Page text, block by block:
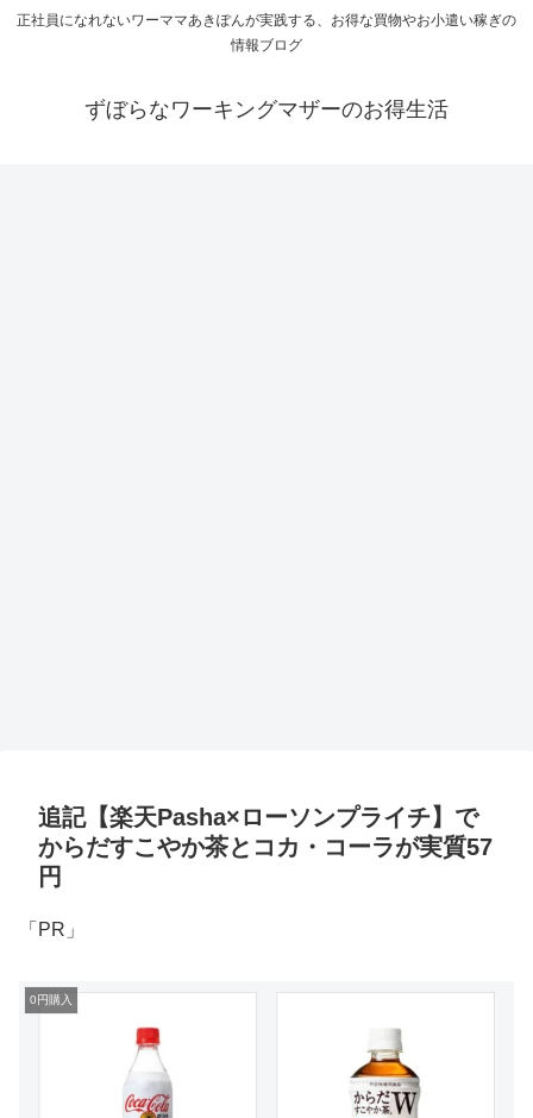
正社員になれないワーママあきぽんが実践する、お得な買物やお小遣い稼ぎの
情報ブログ
ずぼらなワーキングマザーのお得生活
追記【楽天Pasha×ローソンプライチ】で
からだすこやか茶とコカ・コーラが実質57
円
「PR」
0円購入